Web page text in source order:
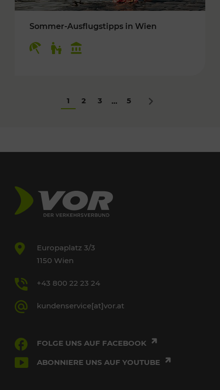
Sommer-Ausflugstipps in Wien
1 2 3 ... 5 Nächstes
Europaplatz 3/3
1150 Wien
+43 800 22 23 24
kundenservice[at]vor.at
FOLGE UNS AUF FACEBOOK
ABONNIERE UNS AUF YOUTUBE